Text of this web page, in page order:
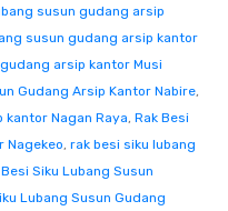
susun gudang arsip
susun gudang arsip kantor
arsip kantor Musi
Gudang Arsip Kantor Nabire,
Nagan Raya, Rak Besi
Nagekeo, rak besi siku lubang
Siku Lubang Susun
Lubang Susun Gudang